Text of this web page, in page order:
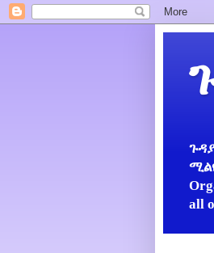
all